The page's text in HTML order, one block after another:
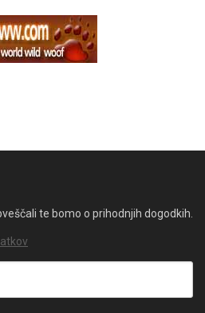
te bomo o prihodnjih dogodkih.